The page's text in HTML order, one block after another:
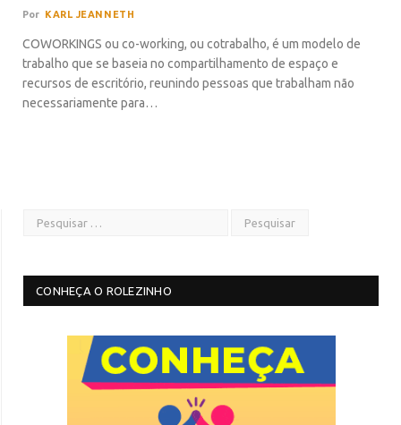
Por KARL JEANNETH
COWORKINGS ou co-working, ou cotrabalho, é um modelo de
trabalho que se baseia no compartilhamento de espaço e
recursos de escritório, reunindo pessoas que trabalham não
necessariamente para…
CONHEÇA O ROLEZINHO